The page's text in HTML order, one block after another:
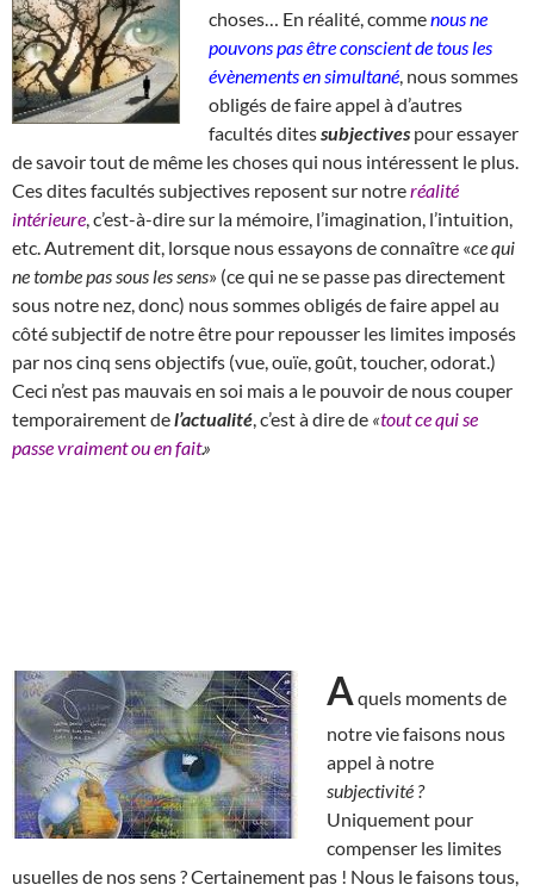
choses… En réalité, commenous ne
pouvons pas être conscient de tous les
évènements en simultané , nous sommes
obligés de faire appel à d’autres
facultés ditessubjectives pour essayer
de savoir tout de même les choses qui nous intéressent le plus.
Ces dites facultés subjectives reposent sur notreréalité
intérieure , c’est-à-dire sur la mémoire, l’imagination, l’intuition,
etc. Autrement dit, lorsque nous essayons de connaître «ce qui
ne tombe pas sous les sens» (ce qui ne se passe pas directement
sous notre nez, donc) nous sommes obligés de faire appel au
côté subjectif de notre être pour repousser les limites imposés
par nos cinq sens objectifs (vue, ouïe, goût, toucher, odorat.)
Ceci n’est pas mauvais en soi mais a le pouvoir de nous couper
temporairement del’actualité , c’est à dire de «tout ce qui se
passe vraiment ou en fait.»
A quels moments de
notre vie faisons nous
appel à notre
subjectivité ?
Uniquement pour
compenser les limites
usuelles de nos sens ? Certainement pas ! Nous le faisons tous,